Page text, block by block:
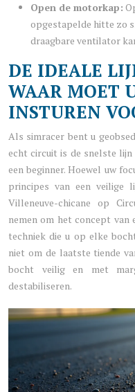
Open de motorkap:
opgestapelde hitte zo
draagbare ventilator
DE IDEALE
WAAR MOET
INSTUREN
Als simracer bent u
echt circuit is de snelste
een beginner. Hoewel uw
principes van een veilige
Villeneuve-chicane op
nemen om het concept van
techniek die u op elke
niet om de laatste tiende
bocht veilig en met
destabiliseren.